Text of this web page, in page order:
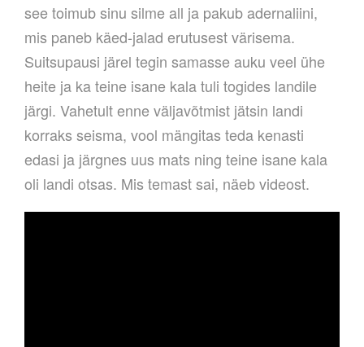
see toimub sinu silme all ja pakub adernaliini,
mis paneb käed-jalad erutusest värisema.
Suitsupausi järel tegin samasse auku veel ühe
heite ja ka teine isane kala tuli togides landile
järgi. Vahetult enne väljavõtmist jätsin landi
korraks seisma, vool mängitas teda kenasti
edasi ja järgnes uus mats ning teine isane kala
oli landi otsas. Mis temast sai, näeb videost.